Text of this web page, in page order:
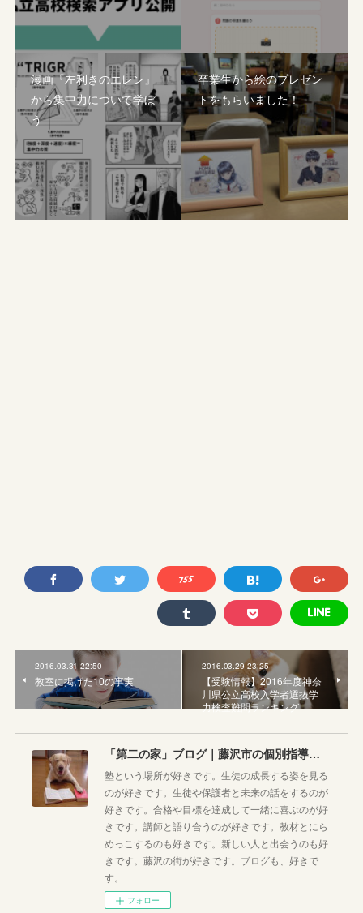
漫画『左利きのエレン』
から集中力について学ぼ
う
卒業生から絵のプレゼン
トをもらいました！
2016.03.31 22:50
教室に掲げた10の事実
2016.03.29 23:25
【受験情報】2016年度神奈
川県公立高校入学者選抜学
力検査難問ランキング
「第二の家」ブログ｜藤沢市の個別指導塾のお話
塾という場所が好きです。生徒の成長する姿を見る
のが好きです。生徒や保護者と未来の話をするのが
好きです。合格や目標を達成して一緒に喜ぶのが好
きです。講師と語り合うのが好きです。教材とにら
めっこするのも好きです。新しい人と出会うのも好
きです。藤沢の街が好きです。ブログも、好きで
す。
フォロー